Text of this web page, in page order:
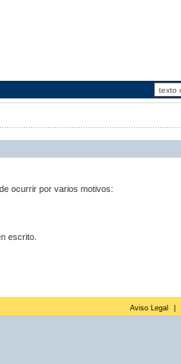
ocurrir por varios motivos:
escrito.
Aviso Legal